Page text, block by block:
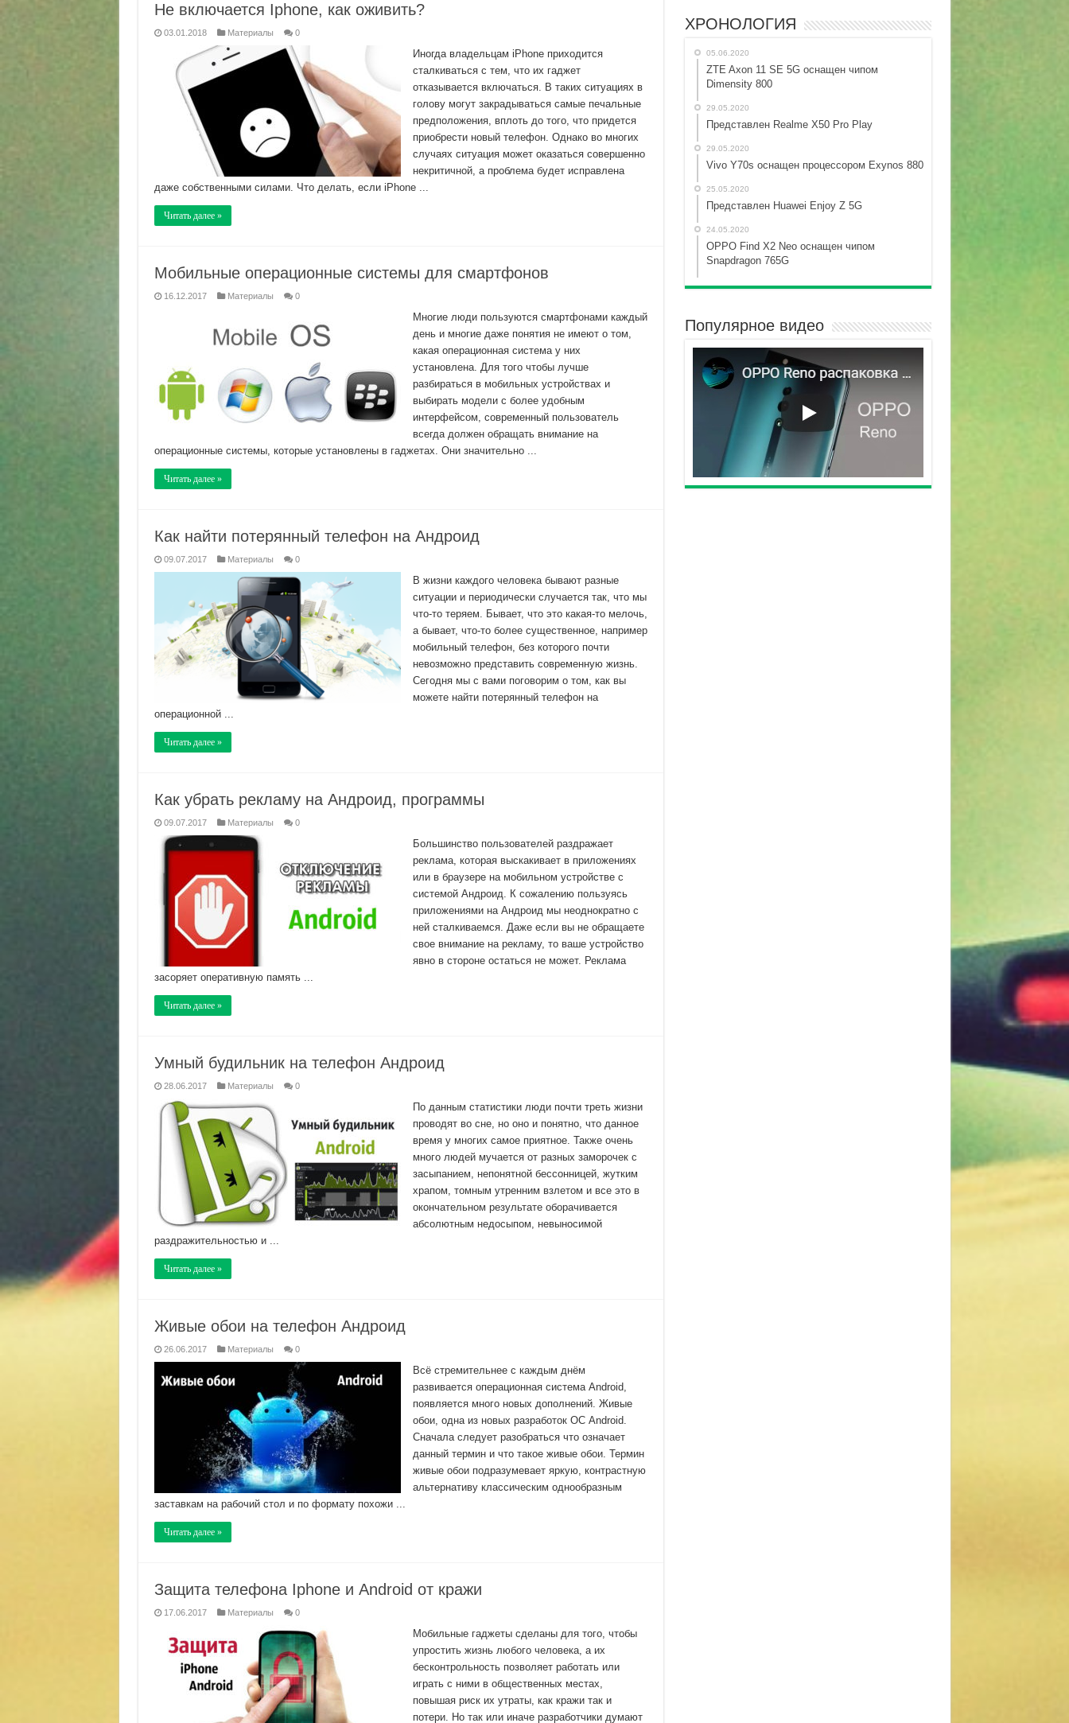
Не включается Iphone, как оживить?
03.01.2018 Материалы 0
Иногда владельцам iPhone приходится
сталкиваться с тем, что их гаджет
отказывается включаться. В таких ситуациях в
голову могут закрадываться самые печальные
предположения, вплоть до того, что придется
приобрести новый телефон. Однако во многих
случаях ситуация может оказаться совершенно
некритичной, а проблема будет исправлена
даже собственными силами. Что делать, если iPhone ...
Читать далее »
Мобильные операционные системы для смартфонов
16.12.2017 Материалы 0
Многие люди пользуются смартфонами каждый
день и многие даже понятия не имеют о том,
какая операционная система у них
установлена. Для того чтобы лучше
разбираться в мобильных устройствах и
выбирать модели с более удобным
интерфейсом, современный пользователь
всегда должен обращать внимание на
операционные системы, которые установлены в гаджетах. Они значительно ...
Читать далее »
Как найти потерянный телефон на Андроид
09.07.2017 Материалы 0
В жизни каждого человека бывают разные
ситуации и периодически случается так, что мы
что-то теряем. Бывает, что это какая-то мелочь,
а бывает, что-то более существенное, например
мобильный телефон, без которого почти
невозможно представить современную жизнь.
Сегодня мы с вами поговорим о том, как вы
можете найти потерянный телефон на
операционной ...
Читать далее »
Как убрать рекламу на Андроид, программы
09.07.2017 Материалы 0
Большинство пользователей раздражает
реклама, которая выскакивает в приложениях
или в браузере на мобильном устройстве с
системой Андроид. К сожалению пользуясь
приложениями на Андроид мы неоднократно с
ней сталкиваемся. Даже если вы не обращаете
свое внимание на рекламу, то ваше устройство
явно в стороне остаться не может. Реклама
засоряет оперативную память ...
Читать далее »
Умный будильник на телефон Андроид
28.06.2017 Материалы 0
По данным статистики люди почти треть жизни
проводят во сне, но оно и понятно, что данное
время у многих самое приятное. Также очень
много людей мучается от разных заморочек с
засыпанием, непонятной бессонницей, жутким
храпом, томным утренним взлетом и все это в
окончательном результате оборачивается
абсолютным недосыпом, невыносимой
раздражительностью и ...
Читать далее »
Живые обои на телефон Андроид
26.06.2017 Материалы 0
Всё стремительнее с каждым днём
развивается операционная система Android,
появляется много новых дополнений. Живые
обои, одна из новых разработок ОС Android.
Сначала следует разобраться что означает
данный термин и что такое живые обои. Термин
живые обои подразумевает яркую, контрастную
альтернативу классическим однообразным
заставкам на рабочий стол и по формату похожи ...
Читать далее »
Защита телефона Iphone и Android от кражи
17.06.2017 Материалы 0
Мобильные гаджеты сделаны для того, чтобы
упростить жизнь любого человека, а их
бесконтрольность позволяет работать или
играть с ними в общественных местах,
повышая риск их утраты, как кражи так и
потери. Но так или иначе разработчики думают
ХРОНОЛОГИЯ
05.06.2020
ZTE Axon 11 SE 5G оснащен чипом
Dimensity 800
29.05.2020
Представлен Realme X50 Pro Play
29.05.2020
Vivo Y70s оснащен процессором Exynos 880
25.05.2020
Представлен Huawei Enjoy Z 5G
24.05.2020
OPPO Find X2 Neo оснащен чипом
Snapdragon 765G
Популярное видео